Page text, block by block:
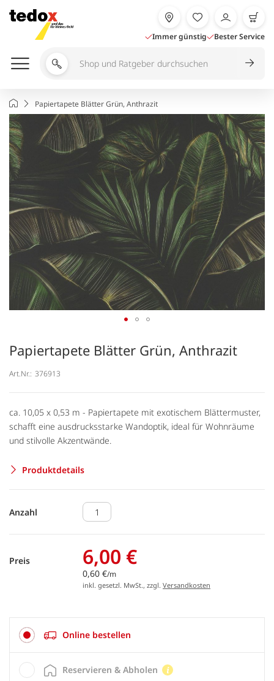
Inhalt
springen
Immer günstig Bester Service
Shop
durchsuchen
StartseitePapiertapete Blätter Grün, Anthrazit
Papiertapete Blätter Grün, Anthrazit
Art.Nr.: 376913
ca. 10,05 x 0,53 m - Papiertapete mit exotischem Blättermuster,
schafft eine ausdrucksstarke Wandoptik, ideal für Wohnräume
und stilvolle Akzentwände.
Produktdetails
Anzahl
Preis 6,00 €
0,60 €/m
inkl. gesetzl. MwSt., zzgl. Versandkosten
Online bestellen
Reservieren & Abholen